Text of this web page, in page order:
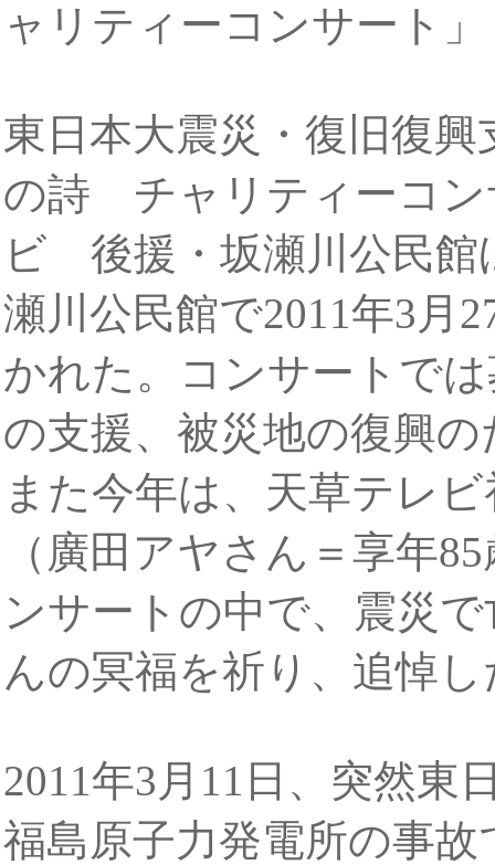
ャリティーコンサート」
東日本大震災・復旧復
の詩 チャリティーコン
ビ 後援・坂瀬川公民館
瀬川公民館で2011年3月
かれた。コンサートで
の支援、被災地の復興
また今年は、天草テレ
（廣田アヤさん＝享年
ンサートの中で、震災
んの冥福を祈り、追悼し
2011年3月11日、突然東
福島原子力発電所の事